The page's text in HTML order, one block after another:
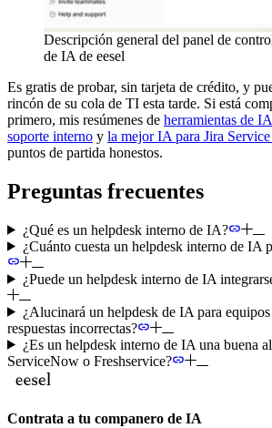
Descripción general del panel de
de IA de eesel
Es gratis de probar, sin tarjeta de crédito, y
rincón de su cola de TI esta tarde. Si está
primero, mis resúmenes de herramientas de
soporte interno y la mejor IA para Jira
puntos de partida honestos.
Preguntas frecuentes
¿Qué es un helpdesk interno de IA?
¿Cuánto cuesta un helpdesk interno de IA
¿Puede un helpdesk interno de IA
¿Alucinará un helpdesk de IA para
respuestas incorrectas?
¿Es un helpdesk interno de IA una buena
ServiceNow o Freshservice?
Contrata a tu companero de IA